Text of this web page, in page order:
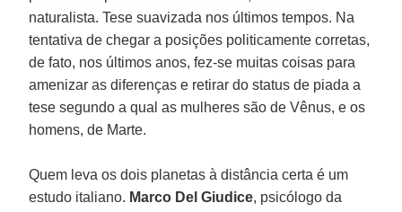
naturalista. Tese suavizada nos últimos tempos. Na
tentativa de chegar a posições politicamente corretas,
de fato, nos últimos anos, fez-se muitas coisas para
amenizar as diferenças e retirar do status de piada a
tese segundo a qual as mulheres são de Vênus, e os
homens, de Marte.
Quem leva os dois planetas à distância certa é um
estudo italiano. Marco Del Giudice, psicólogo da